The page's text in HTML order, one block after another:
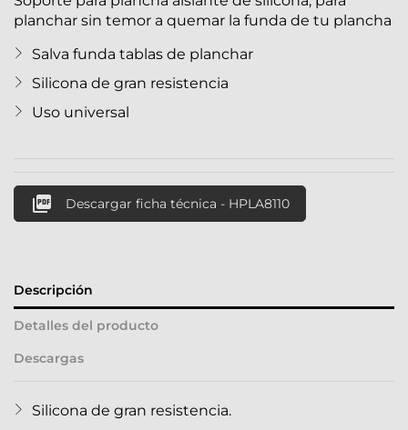
planchar sin temor a quemar la funda de tu plancha
Salva funda tablas de planchar
Silicona de gran resistencia
Uso universal
 Descargar ficha técnica - HPLA8110
Descripción
Detalles del producto
Descargas
Silicona de gran resistencia.